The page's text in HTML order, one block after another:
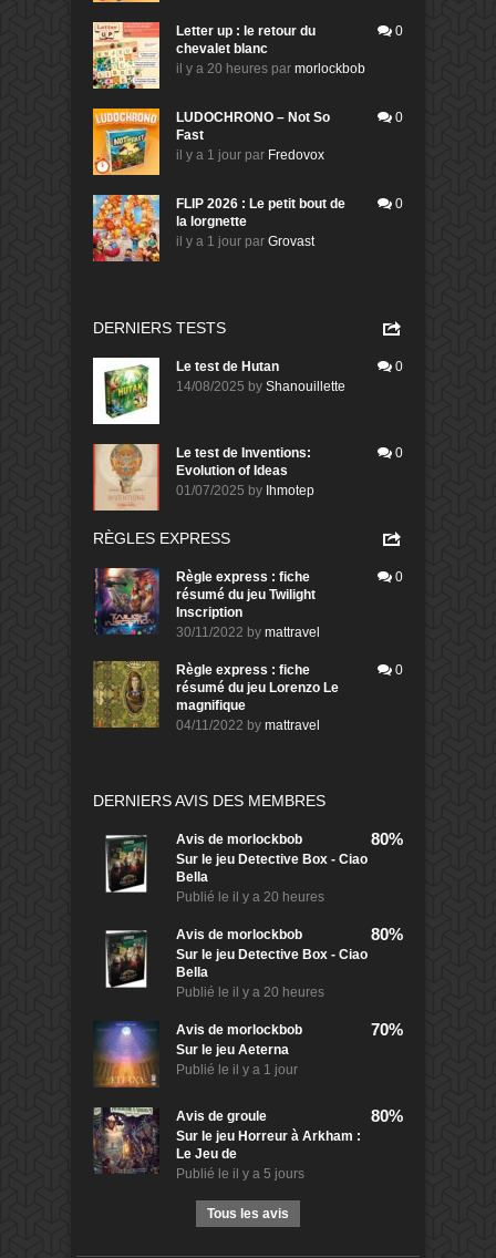
Letter up : le retour du
chevalet blanc
il y a 20 heures par morlockbob
0
LUDOCHRONO – Not So
Fast
il y a 1 jour par Fredovox
0
FLIP 2026 : Le petit bout de
la lorgnette
il y a 1 jour par Grovast
0
DERNIERS TESTS
Le test de Hutan
14/08/2025 by Shanouillette
0
Le test de Inventions:
Evolution of Ideas
01/07/2025 by Ihmotep
0
RÈGLES EXPRESS
Règle express : fiche
résumé du jeu Twilight
Inscription
30/11/2022 by mattravel
0
Règle express : fiche
résumé du jeu Lorenzo Le
magnifique
04/11/2022 by mattravel
0
DERNIERS AVIS DES MEMBRES
Avis de morlockbob
Sur le jeu Detective Box - Ciao
Bella
Publié le il y a 20 heures
80%
Avis de morlockbob
Sur le jeu Detective Box - Ciao
Bella
Publié le il y a 20 heures
80%
Avis de morlockbob
Sur le jeu Aeterna
Publié le il y a 1 jour
70%
Avis de groule
Sur le jeu Horreur à Arkham :
Le Jeu de
Publié le il y a 5 jours
80%
Tous les avis